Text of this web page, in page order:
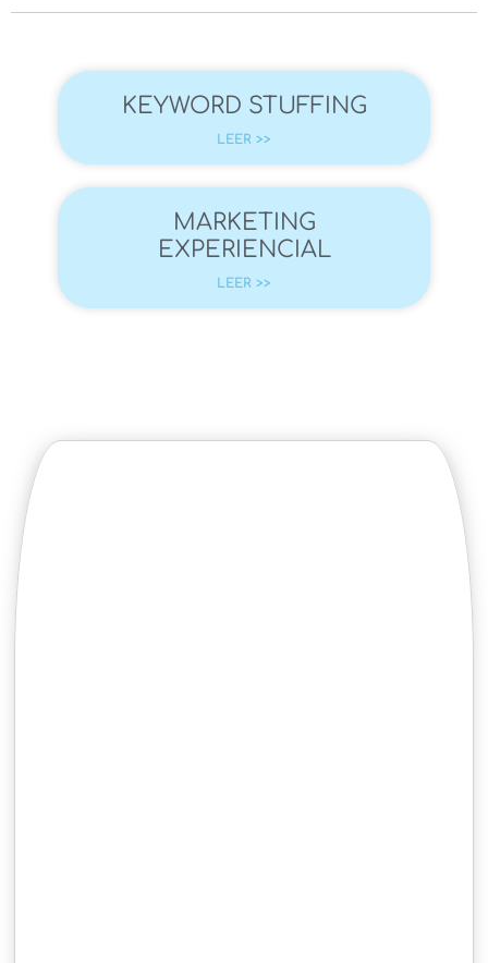
KEYWORD STUFFING
LEER >>
MARKETING
EXPERIENCIAL
LEER >>